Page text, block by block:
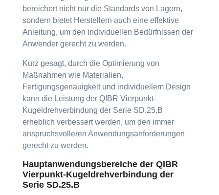
bereichert nicht nur die Standards von Lagern,
sondern bietet Herstellern auch eine effektive
Anleitung, um den individuellen Bedürfnissen der
Anwender gerecht zu werden.
Kurz gesagt, durch die Optimierung von
Maßnahmen wie Materialien,
Fertigungsgenauigkeit und individuellem Design
kann die Leistung der QIBR Vierpunkt-
Kugeldrehverbindung der Serie SD.25.B
erheblich verbessert werden, um den immer
anspruchsvolleren Anwendungsanforderungen
gerecht zu werden.
Hauptanwendungsbereiche der QIBR
Vierpunkt-Kugeldrehverbindung der
Serie SD.25.B